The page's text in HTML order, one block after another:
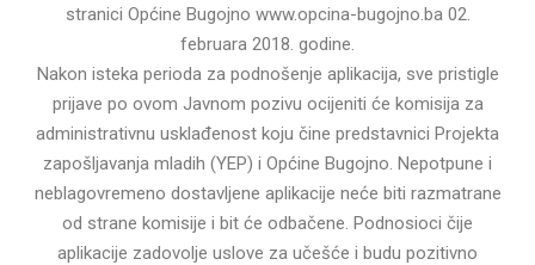
stranici Općine Bugojno www.opcina-bugojno.ba 02.
februara 2018. godine.
Nakon isteka perioda za podnošenje aplikacija, sve pristigle
prijave po ovom Javnom pozivu ocijeniti će komisija za
administrativnu usklađenost koju čine predstavnici Projekta
zapošljavanja mladih (YEP) i Općine Bugojno. Nepotpune i
neblagovremeno dostavljene aplikacije neće biti razmatrane
od strane komisije i bit će odbačene. Podnosioci čije
aplikacije zadovolje uslove za učešće i budu pozitivno